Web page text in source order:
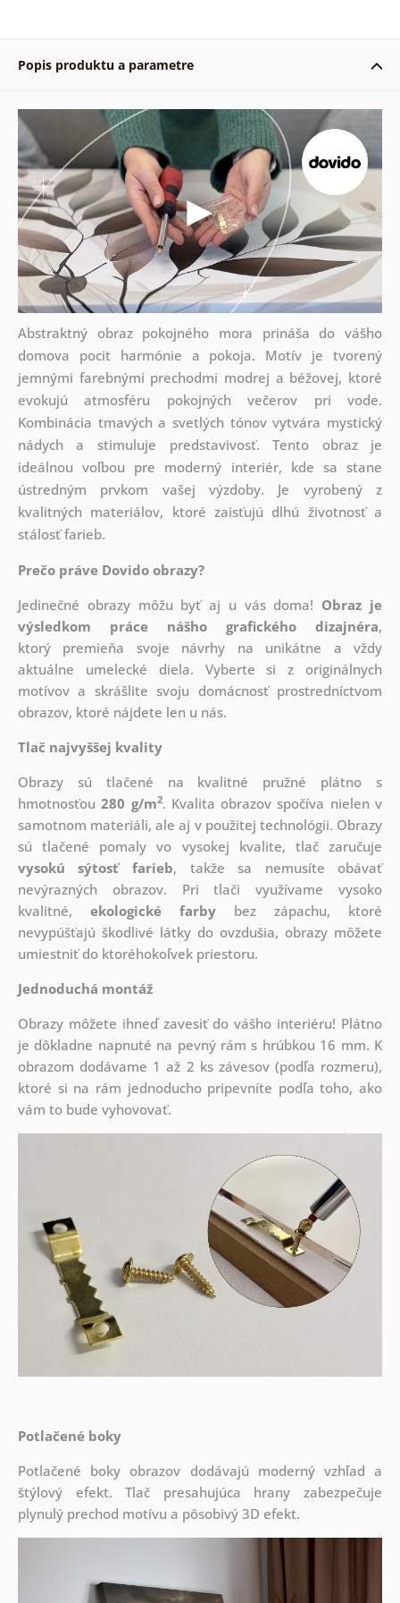
Popis produktu a parametre
Abstraktný obraz pokojného mora prináša do vášho
domova pocit harmónie a pokoja. Motív je tvorený
jemnými farebnými prechodmi modrej a béžovej, ktoré
evokujú atmosféru pokojných večerov pri vode.
Kombinácia tmavých a svetlých tónov vytvára mystický
nádych a stimuluje predstavivosť. Tento obraz je
ideálnou voľbou pre moderný interiér, kde sa stane
ústredným prvkom vašej výzdoby. Je vyrobený z
kvalitných materiálov, ktoré zaisťujú dlhú životnosť a
stálosť farieb.
Prečo práve Dovido obrazy?
Jedinečné obrazy môžu byť aj u vás doma! Obraz je
výsledkom práce nášho grafického dizajnéra,
ktorý premieňa svoje návrhy na unikátne a vždy
aktuálne umelecké diela. Vyberte si z originálnych
motívov a skrášlite svoju domácnosť prostredníctvom
obrazov, ktoré nájdete len u nás.
Tlač najvyššej kvality
Obrazy sú tlačené na kvalitné pružné plátno s
hmotnosťou280 g/m2. Kvalita obrazov spočíva nielen v
samotnom materiáli, ale aj v použitej technológii. Obrazy
sú tlačené pomaly vo vysokej kvalite, tlač zaručuje
vysokú sýtosť farieb, takže sa nemusíte obávať
nevýrazných obrazov. Pri tlači využívame vysoko
kvalitné, ekologické farby bez zápachu, ktoré
nevypúšťajú škodlivé látky do ovzdušia, obrazy môžete
umiestniť do ktoréhokoľvek priestoru.
Jednoduchá montáž
Obrazy môžete ihneď zavesiť do vášho interiéru! Plátno
je dôkladne napnuté na pevný rám s hrúbkou 16 mm. K
obrazom dodávame 1 až 2 ks závesov (podľa rozmeru),
ktoré si na rám jednoducho pripevníte podľa toho, ako
vám to bude vyhovovať.
Potlačené boky
Potlačené boky obrazov dodávajú moderný vzhľad a
štýlový efekt. Tlač presahujúca hrany zabezpečuje
plynulý prechod motívu a pôsobivý 3D efekt.